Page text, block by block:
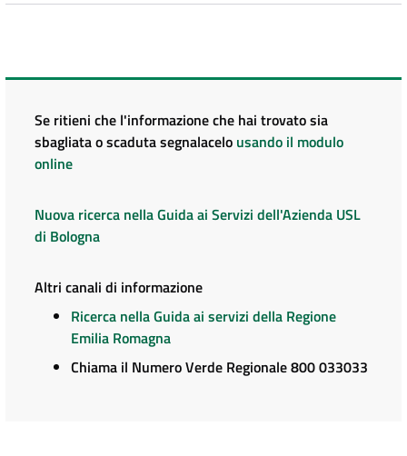
Se ritieni che l'informazione che hai trovato sia
sbagliata o scaduta segnalacelo usando il modulo
online
Nuova ricerca nella Guida ai Servizi dell'Azienda USL
di Bologna
Altri canali di informazione
Ricerca nella Guida ai servizi della Regione
Emilia Romagna
Chiama il Numero Verde Regionale 800 033033